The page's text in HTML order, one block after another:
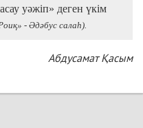
уәжіп» деген үкім
- Әдәбус салаһ).
Абдусамат Қасым